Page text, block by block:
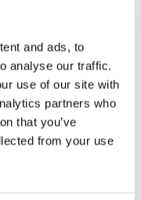
and ads, to
analyse our traffic.
use of our site with
partners who
that you’ve
from your use